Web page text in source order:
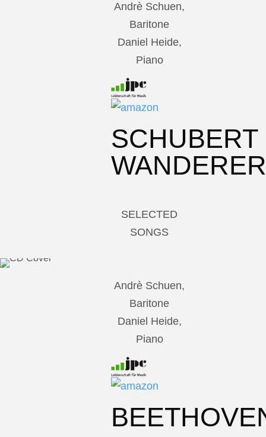
Andrè Schuen,
Baritone
Daniel Heide,
Piano
SCHUBERT
WANDERER
SELECTED
SONGS
Andrè Schuen,
Baritone
Daniel Heide,
Piano